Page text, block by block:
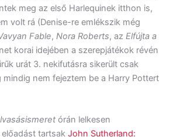
meg az első Harlequinek itthon is,
volt rá (Denise-re emlékszik még
Fable,Nora Roberts, azElfújta a
korai idejében a szerepjátékok révén
urát 3. nekifutásra sikerült csak
mindig nem fejeztem be a Harry Pottert
órán lelkesen
előadást tartsakJohn Sutherland: